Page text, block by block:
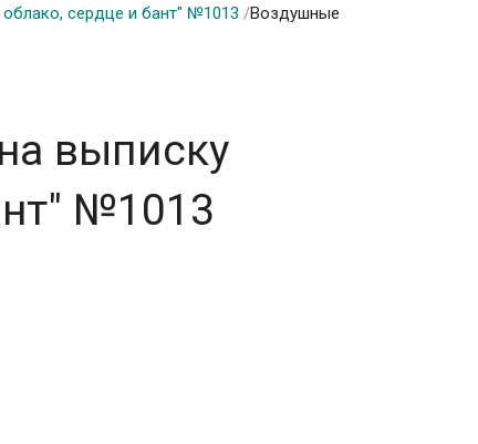
сердце и бант" №1013 /Воздушные
выписку
№1013